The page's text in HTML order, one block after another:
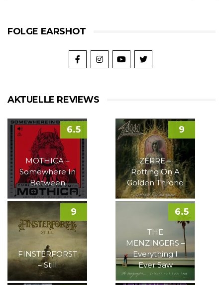
FOLGE EARSHOT
AKTUELLE REVIEWS
MOTHICA –
Somewhere In
Between
6.5
ZERRE –
Rotting On A
Golden Throne
9
FINSTERFORST
– Still
9
THE
MENZINGERS –
Everything I
Ever Saw
6.5